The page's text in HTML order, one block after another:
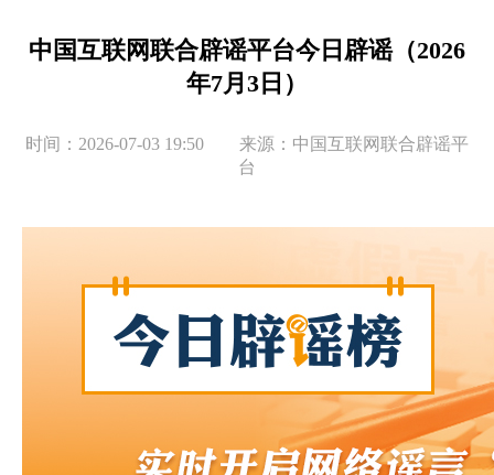
中国互联网联合辟谣平台今日辟谣（2026
年7月3日）
时间：2026-07-03 19:50 来源：中国互联网联合辟谣平
台